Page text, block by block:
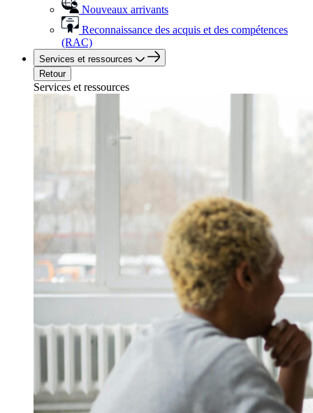
Nouveaux arrivants
Reconnaissance des acquis et des compétences
(RAC)
Services et ressources
Retour
Services et ressources